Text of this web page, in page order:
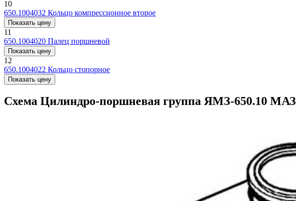
10
650.1004032 Кольцо компрессионное второе
Показать цену
11
650.1004020 Палец поршневой
Показать цену
12
650.1004022 Кольцо стопорное
Показать цену
Схема Цилиндро-поршневая группа ЯМЗ-650.10 МАЗ